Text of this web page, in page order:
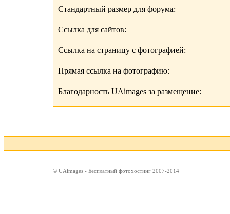
Стандартный размер для форума:
Ссылка для сайтов:
Ссылка на страницу с фотографией:
Прямая ссылка на фотографию:
Благодарность UAimages за размещение:
© UAimages - Бесплатный фотохостинг 2007-2014